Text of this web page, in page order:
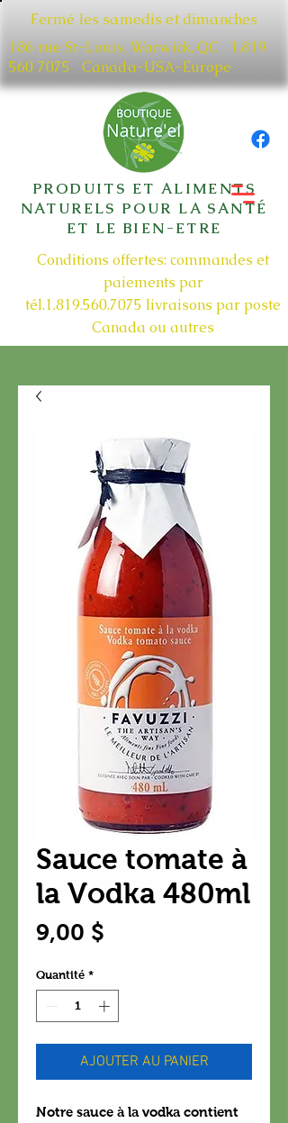
Fermé les samedis et dimanches
186 rue St-Louis, Warwick, QC​ 1.819
560 7075
Canada-USA-Europe
PRODUITS ET ALIMENTS
NATURELS POUR LA SANTÉ
ET LE BIEN-ETRE
Conditions offertes: commandes et
paiements par
tél.1.819.560.7075 livraisons par poste
Canada ou autres
Sauce tomate à
la Vodka 480ml
9,00 $
Quantité *
AJOUTER AU PANIER
Notre sauce à la vodka contient